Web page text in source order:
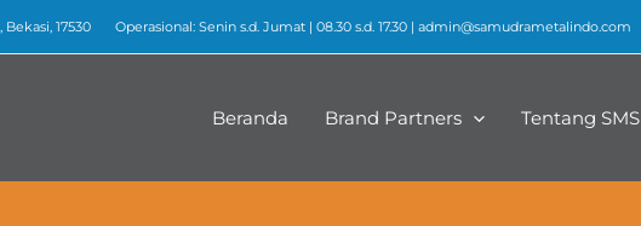
17530 Operasional: Senin s.d. Jumat | 08.30 s.d. 17.30 | admin@samudrametalindo.com
Beranda Brand Partners Tentang SMS